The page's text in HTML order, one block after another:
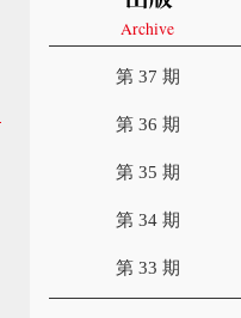
第 37 期
第 36 期
第 35 期
第 34 期
第 33 期